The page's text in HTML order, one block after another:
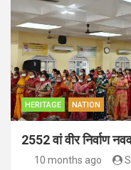
HERITAGE NATION
2552 वां वीर निर्वाण
10 months ago